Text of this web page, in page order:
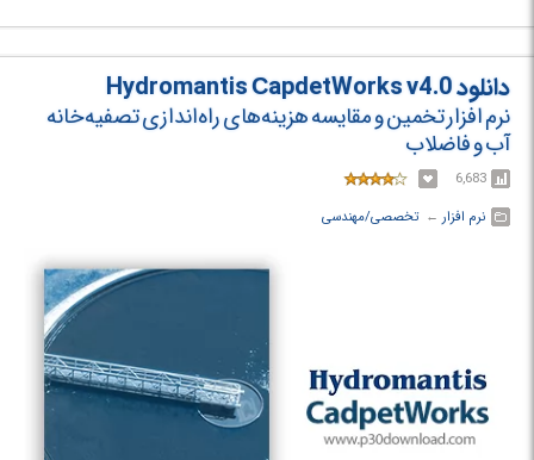
دانلود Hydromantis СapdetWorks v4.0
نرم افزار تخمین و مقایسه هزینه‌های راه‌اندازی تصفیه‌خانه
آب و فاضلاب
6,683
نرم افزار ← ‏تخصصی/مهندسی